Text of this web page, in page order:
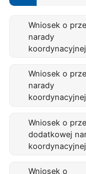
Wniosek o
narady
Wniosek o
narady
Wniosek o
dodatkowej
Wniosek o